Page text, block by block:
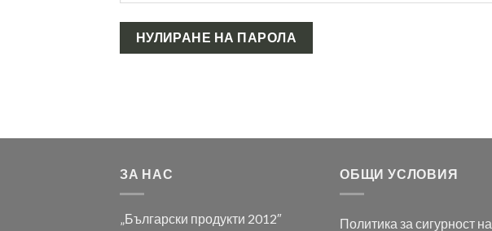
НУЛИРАНЕ НА ПАРОЛА
ЗА НАС
„Български продукти 2012″
ОБЩИ УСЛОВИЯ
Политика за сигурност на